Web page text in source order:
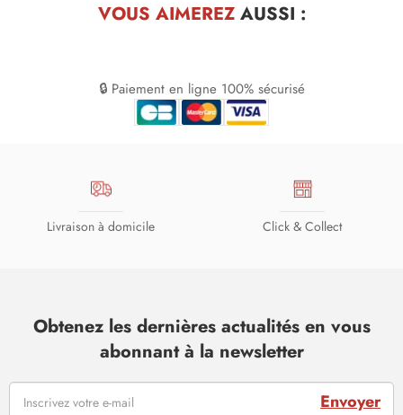
VOUS AIMEREZAUSSI :
🔒 Paiement en ligne 100% sécurisé
Livraison à domicile Click & Collect
Obtenez les dernières actualités en vous
abonnant à la newsletter
Envoyer